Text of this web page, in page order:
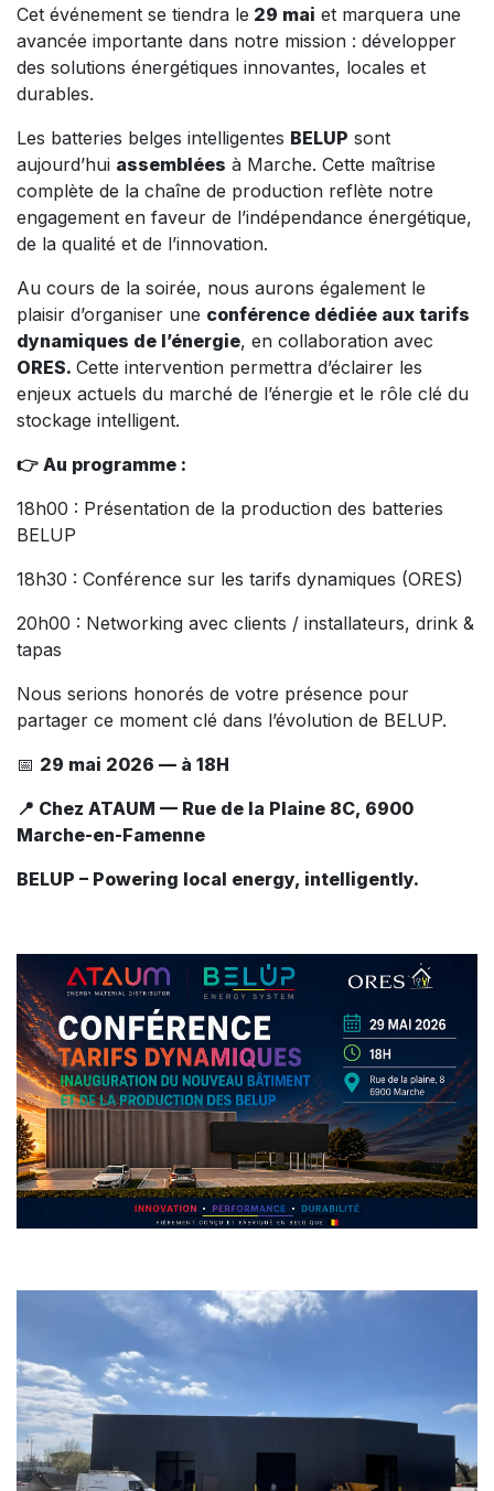
Cet événement se tiendra le 29 mai et marquera une
avancée importante dans notre mission : développer
des solutions énergétiques innovantes, locales et
durables.
Les batteries belges intelligentes BELUP sont
aujourd’hui assemblées à Marche. Cette maîtrise
complète de la chaîne de production reflète notre
engagement en faveur de l’indépendance énergétique,
de la qualité et de l’innovation.
Au cours de la soirée, nous aurons également le
plaisir d’organiser une conférence dédiée aux tarifs
dynamiques de l’énergie, en collaboration avec
ORES. Cette intervention permettra d’éclairer les
enjeux actuels du marché de l’énergie et le rôle clé du
stockage intelligent.
👉 Au programme :
18h00 : Présentation de la production des batteries
BELUP
18h30 : Conférence sur les tarifs dynamiques (ORES)
20h00 : Networking avec clients / installateurs, drink &
tapas
Nous serions honorés de votre présence pour
partager ce moment clé dans l’évolution de BELUP.
📅 29 mai 2026 — à 18H
📍 Chez ATAUM — Rue de la Plaine 8C, 6900
Marche-en-Famenne
BELUP – Powering local energy, intelligently.